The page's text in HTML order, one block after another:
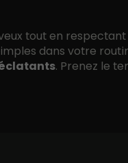
tout en respectant
dans votre
. Prenez le